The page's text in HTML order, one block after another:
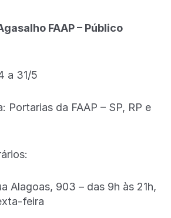
FAAP – Público
a 31/5
Portarias da FAAP – SP, RP e
Alagoas, 903 – das 9h às 21h,
feira